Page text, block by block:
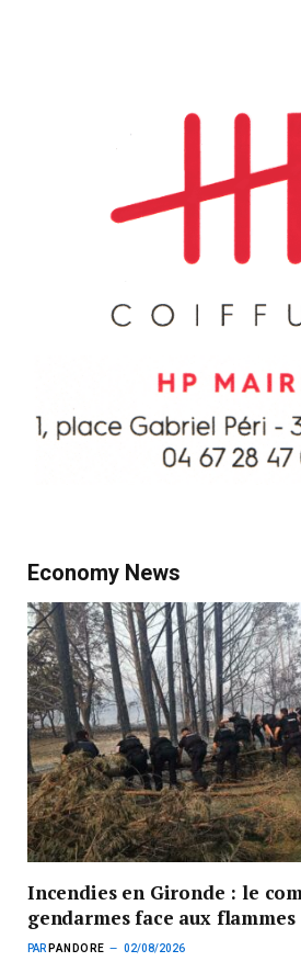
Economy News
Incendies en Gironde : le
gendarmes face aux flammes
PAR PANDORE 02/08/2026